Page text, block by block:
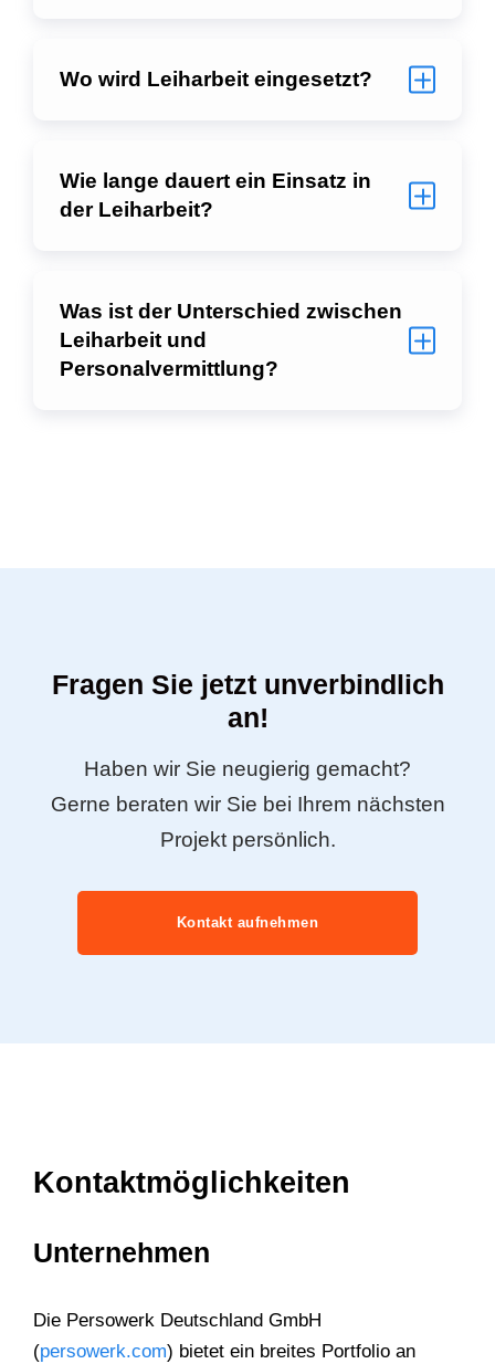
Wo wird Leiharbeit eingesetzt?
Wie lange dauert ein Einsatz in
der Leiharbeit?
Was ist der Unterschied zwischen
Leiharbeit und
Personalvermittlung?
Fragen Sie jetzt unverbindlich
an!
Haben wir Sie neugierig gemacht?
Gerne beraten wir Sie bei Ihrem nächsten
Projekt persönlich.
Kontakt aufnehmen
Kontaktmöglichkeiten
Unternehmen
Die Persowerk Deutschland GmbH
(persowerk.com) bietet ein breites Portfolio an